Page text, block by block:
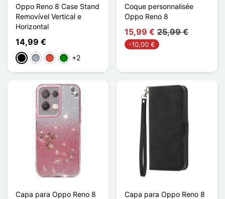
Oppo Reno 8 Case Stand
Removível Vertical e
Horizontal
14,99 €
PretoCinzentoVermelho
Verde
+2
Coque personnalisée
Oppo Reno 8
15,99 € 25,99 €
-10,00 €
Capa para Oppo Reno 8
Capa para Oppo Reno 8